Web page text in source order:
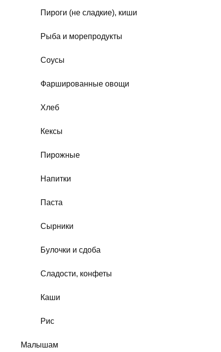
Пироги (не сладкие), киши
Рыба и морепродукты
Соусы
Фаршированные овощи
Хлеб
Кексы
Пирожные
Напитки
Паста
Сырники
Булочки и сдоба
Сладости, конфеты
Каши
Рис
Малышам